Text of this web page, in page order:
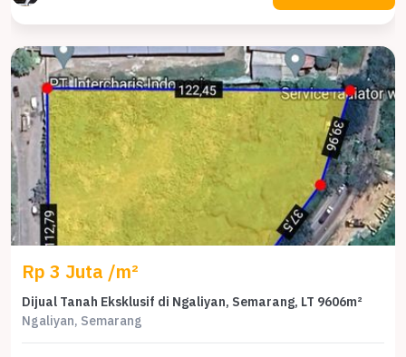
Rp 3 Juta /m²
Dijual Tanah Eksklusif di Ngaliyan, Semarang, LT 9606m²
Ngaliyan, Semarang